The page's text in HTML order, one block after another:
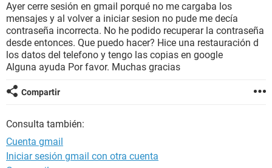
Ayer cerre sesión en gmail porqué no me cargaba los
mensajes y al volver a iniciar sesion no pude me decía
contraseña incorrecta. No he podido recuperar la contraseña
desde entonces. Que puedo hacer? Hice una restauración d
los datos del telefono y tengo las copias en google
Alguna ayuda Por favor. Muchas gracias
Compartir
Consulta también:
Cuenta gmail
Iniciar sesión gmail con otra cuenta